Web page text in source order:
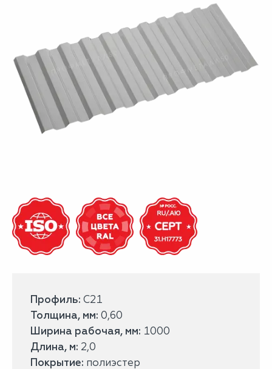
Профиль: С21
Толщина, мм: 0,60
Ширина рабочая, мм: 1000
Длина, м: 2,0
Покрытие: полиэстер